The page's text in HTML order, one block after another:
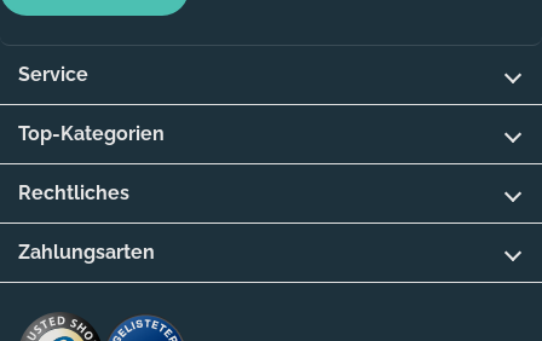
Service
Top-Kategorien
Rechtliches
Zahlungsarten